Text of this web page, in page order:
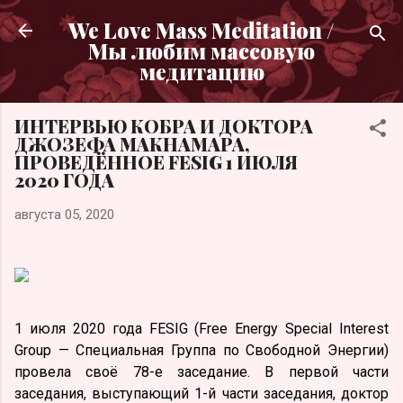
К основному контенту
We Love Mass Meditation /
Мы любим массовую
медитацию
ИНТЕРВЬЮ КОБРА И ДОКТОРА
ДЖОЗЕФА МАКНАМАРА,
ПРОВЕДЁННОЕ FESIG 1 ИЮЛЯ
2020 ГОДА
августа 05, 2020
1 июля 2020 года FESIG (Free Energy Special Interest
Group — Специальная Группа по Свободной Энергии)
провела своё 78-е заседание. В первой части
заседания, выступающий 1-й части заседания, доктор